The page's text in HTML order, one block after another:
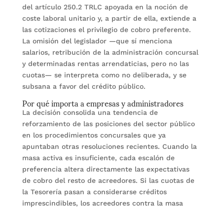
del artículo 250.2 TRLC apoyada en la noción de
coste laboral unitario y, a partir de ella, extiende a
las cotizaciones el privilegio de cobro preferente.
La omisión del legislador —que sí menciona
salarios, retribución de la administración concursal
y determinadas rentas arrendaticias, pero no las
cuotas— se interpreta como no deliberada, y se
subsana a favor del crédito público.
Por qué importa a empresas y administradores
La decisión consolida una tendencia de
reforzamiento de las posiciones del sector público
en los procedimientos concursales que ya
apuntaban otras resoluciones recientes. Cuando la
masa activa es insuficiente, cada escalón de
preferencia altera directamente las expectativas
de cobro del resto de acreedores. Si las cuotas de
la Tesorería pasan a considerarse créditos
imprescindibles, los acreedores contra la masa